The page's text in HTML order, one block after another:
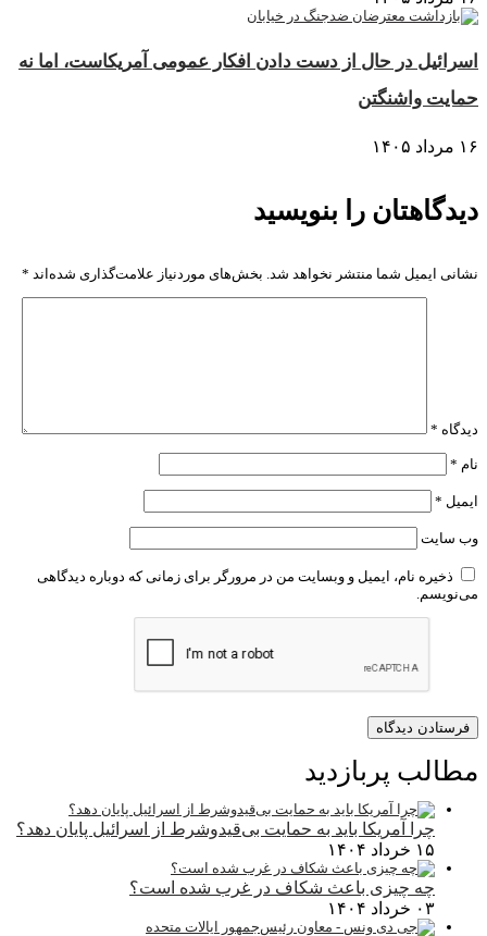
اسرائیل در حال از دست دادن افکار عمومی آمریکاست، اما نه
حمایت واشنگتن
۱۶ مرداد ۱۴۰۵
دیدگاهتان را بنویسید
نشانی ایمیل شما منتشر نخواهد شد. بخش‌های موردنیاز علامت‌گذاری شده‌اند *
دیدگاه *
نام *
ایمیل *
وب‌ سایت
ذخیره نام، ایمیل و وبسایت من در مرورگر برای زمانی که دوباره دیدگاهی
می‌نویسم.
مطالب پربازدید
چرا آمریکا باید به حمایت بی‌قیدوشرط از اسرائیل پایان دهد؟
۱۵ خرداد ۱۴۰۴
چه چیزی باعث شکاف در غرب شده است؟
۰۳ خرداد ۱۴۰۴